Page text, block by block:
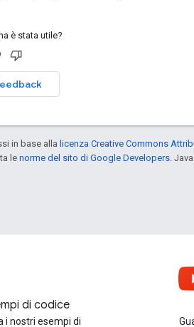
è stata utile?
in base alla licenza Creative Commons
le norme del sito di Google Developers .
di codice
i nostri esempi di